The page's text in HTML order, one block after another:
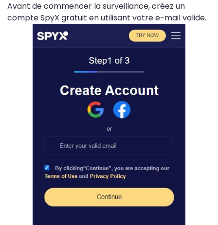
Avant de commencer la surveillance, créez un
compte SpyX gratuit en utilisant votre e-mail valide.